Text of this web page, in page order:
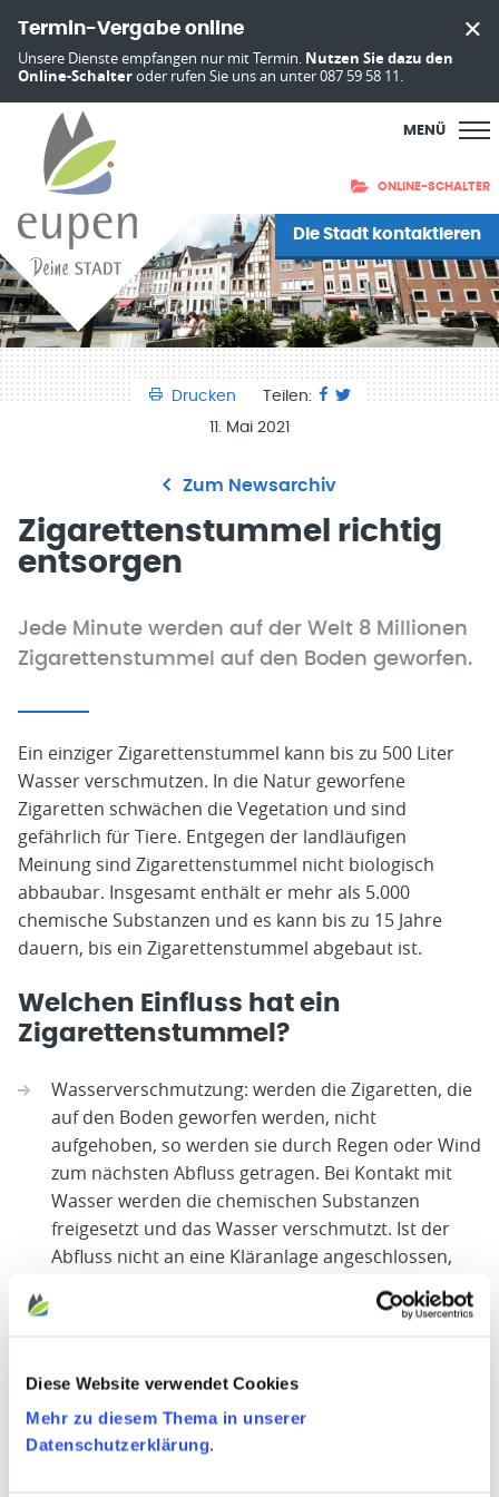
Diese Website verwendet Cookies
Mehr zu diesem Thema in unserer
Datenschutzerklärung.
Termin-Vergabe online
Unsere Dienste empfangen nur mit Termin. Nutzen Sie dazu den
Online-Schalteroder rufen Sie uns an unter 087 59 58 11.
MENÜ
ONLINE-SCHALTER
Die Stadt kontaktieren
Drucken
Teilen:
11. Mai 2021
Zum Newsarchiv
Zigarettenstummel richtig
entsorgen
Jede Minute werden auf der Welt 8 Millionen
Zigarettenstummel auf den Boden geworfen.
Ein einziger Zigarettenstummel kann bis zu 500 Liter
Wasser verschmutzen. In die Natur geworfene
Zigaretten schwächen die Vegetation und sind
gefährlich für Tiere. Entgegen der landläufigen
Meinung sind Zigarettenstummel nicht biologisch
abbaubar. Insgesamt enthält er mehr als 5.000
chemische Substanzen und es kann bis zu 15 Jahre
dauern, bis ein Zigarettenstummel abgebaut ist.
Welchen Einfluss hat ein
Zigarettenstummel?
Wasserverschmutzung: werden die Zigaretten, die
auf den Boden geworfen werden, nicht
aufgehoben, so werden sie durch Regen oder Wind
zum nächsten Abfluss getragen. Bei Kontakt mit
Wasser werden die chemischen Substanzen
freigesetzt und das Wasser verschmutzt. Ist der
Abfluss nicht an eine Kläranlage angeschlossen,
die die Zigarette herausfiltern kann, gelangen das
verschmutzte Wasser und der Abfall direkt in
Pflanzen: Pflanzen leiden sehr unter den
Auswirkungen der schädlichen Chemikalien in
Zigaretten. Viele Pflanzen wachsen dadurch